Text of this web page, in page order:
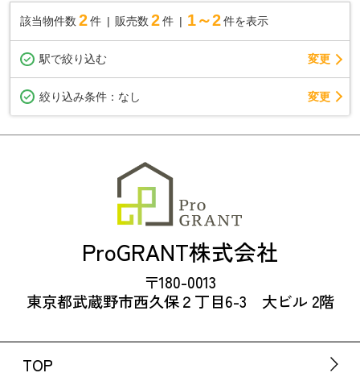
該当物件数 2件 販売数 2 件 1～2 件を表示
駅で絞り込む 変更
絞り込み条件： なし 変更
ProGRANT株式会社
〒180-0013
東京都武蔵野市西久保２丁目6-3 大ビル 2階
TOP